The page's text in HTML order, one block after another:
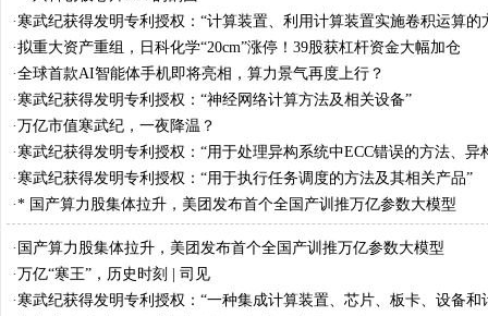
· 寒武纪获得发明专利授权：“计算装置、利用计算装置实施卷积运算的
关产品”
·拟重大资产重组，日科化学“20cm”涨停！39股获杠杆资金大幅加仓
·全球首款AI智能体手机即将亮相，算力景气再度上行？
· 寒武纪获得发明专利授权：“神经网络计算方法及相关设备”
·万亿市值寒武纪，一夜降温？
· 寒武纪获得发明专利授权：“用于处理异构系统中ECC错误的方法、异
相关产品”
· 寒武纪获得发明专利授权：“用于执行任务调度的方法及其相关产品”
·* 国产算力股集体拉升，美团发布首个全国产训推万亿参数大模型
· 国产算力股集体拉升，美团发布首个全国产训推万亿参数大模型
·万亿“寒王”，历史时刻 | 司见
· 寒武纪获得发明专利授权：“一种集成计算装置、芯片、板卡、设备和